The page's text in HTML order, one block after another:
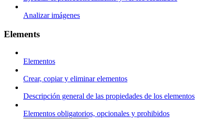
Analizar imágenes
Elements
Elementos
Crear, copiar y eliminar elementos
Descripción general de las propiedades de los elementos
Elementos obligatorios, opcionales y prohibidos